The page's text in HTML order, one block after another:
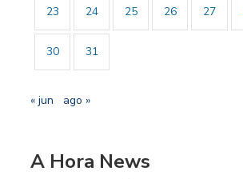
23 24 25 26 27
30 31
« jun ago »
A Hora News